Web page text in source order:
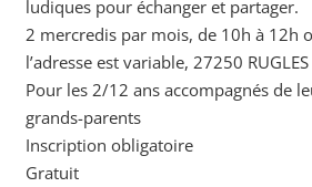
ludiques pour échanger et partager.
2 mercredis par mois, de 10h à 12h
l’adresse est variable, 27250 RUGLES
Pour les 2/12 ans accompagnés de
grands-parents
Inscription obligatoire
Gratuit